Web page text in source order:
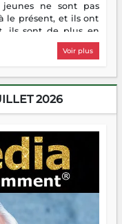
ne sont pas
le présent, et ils ont
ils sont de plus en
à risquer — souvent
toujours avec cette
les nouvelles sont
vient de décrocher le
Elia rafle le Prix
oui, on pourrait
soi satisfait. Mais ce
La fougue, ça
Une flamme sans
consumer. C'est
pour reprendre le
les récifs. Les jeunes
comme on dit. Ce
Voir plus
2026